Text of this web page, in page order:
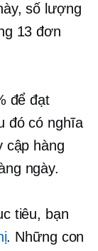
số lượng
13 đơn
để đạt
đó có nghĩa
cập hàng
ngày.
tiêu, bạn
. Những con